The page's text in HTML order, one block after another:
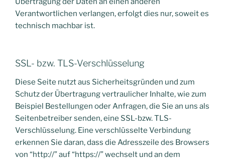
Verantwortlichen verlangen, erfolgt dies nur, soweit es
technisch machbar ist.
SSL- bzw. TLS-Verschlüsselung
Diese Seite nutzt aus Sicherheitsgründen und zum
Schutz der Übertragung vertraulicher Inhalte, wie zum
Beispiel Bestellungen oder Anfragen, die Sie an uns als
Seitenbetreiber senden, eine SSL-bzw. TLS-
Verschlüsselung. Eine verschlüsselte Verbindung
erkennen Sie daran, dass die Adresszeile des Browsers
von “http://” auf “https://” wechselt und an dem